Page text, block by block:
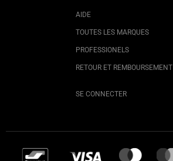
AIDE
TOUTES LES MARQUES
PROFESSIONELS
RETOUR ET REMBOURSEMENT
SE CONNECTER